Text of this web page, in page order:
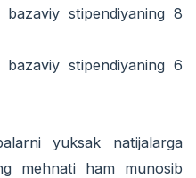
stipendiyaning 8
stipendiyaning 6
yuksak natijalarga
mehnati ham munosib